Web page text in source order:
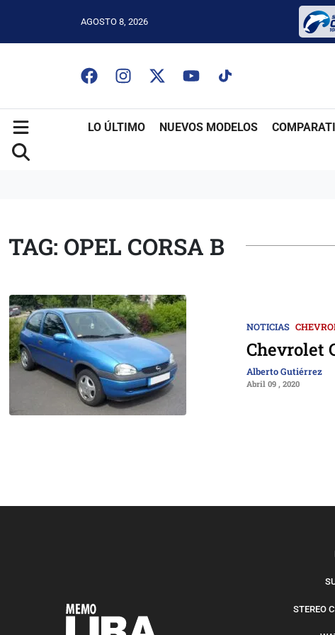
AGOSTO 8, 2026
LO ÚLTIMO NUEVOS MODELOS
TAG: OPEL CORSA B
NOTICIAS
Chevrolet
Alberto Gutiérrez
Abril 09 , 2020
STEREO